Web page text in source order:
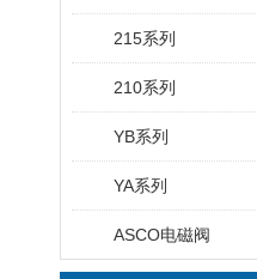
215系列
210系列
YB系列
YA系列
ASCO电磁阀